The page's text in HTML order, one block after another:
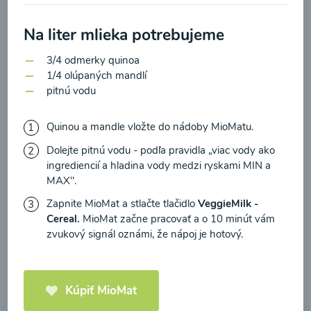
Brokolicové cappuccino
00:25
Kaše
Na liter mlieka potrebujeme
3/4 odmerky quinoa
1/4 olúpaných mandlí
pitnú vodu
Quinou a mandle vložte do nádoby MioMatu.
Dolejte pitnú vodu - podľa pravidla „viac vody ako
ingrediencií a hladina vody medzi ryskami MIN a
MAX".
Zapnite MioMat a stlačte tlačidloVeggieMilk -
Cereal. MioMat začne pracovať a o 10 minút vám
zvukový signál oznámi, že nápoj je hotový.
Kúpiť MioMat
údajov a súhlasím s nimi.